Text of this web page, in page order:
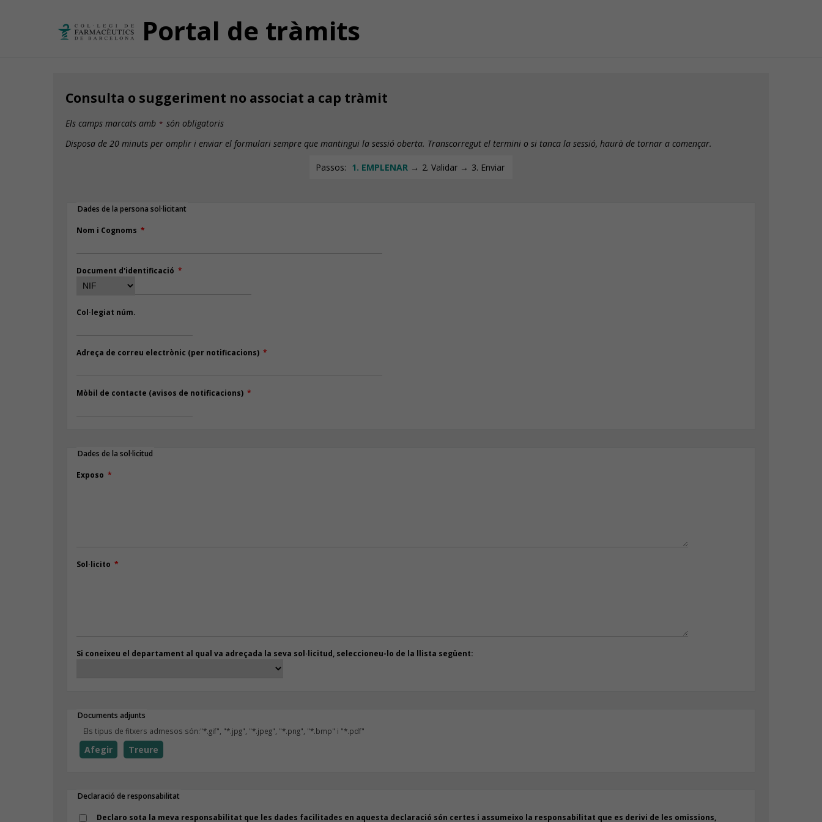
Portal de tràmits
Consulta o suggeriment no associat a cap tràmit
Els camps marcats amb
són obligatoris
Disposa de 20 minuts per omplir i enviar el formulari sempre que mantingui la sessió oberta. Transcorregut el termini o si tanca la sessió, haurà de tornar a començar.
Passos: EMPLENAR Validar Enviar
Dades de la persona sol·licitant
Nom i Cognoms
Document d'identificació
Col·legiat núm.
Adreça de correu electrònic (per notificacions)
Mòbil de contacte (avisos de notificacions)
Dades de la sol·licitud
Exposo
Sol·licito
Si coneixeu el departament al qual va adreçada la seva sol·licitud, seleccioneu-lo de la llista següent:
Documents adjunts
Els tipus de fitxers admesos són:"*.gif", "*.jpg", "*.jpeg", "*.png", "*.bmp" i "*.pdf"
Afegir Treure
Declaració de responsabilitat
Declaro sota la meva responsabilitat que les dades facilitades en aquesta declaració són certes i assumeixo la responsabilitat que es derivi de les omissions,